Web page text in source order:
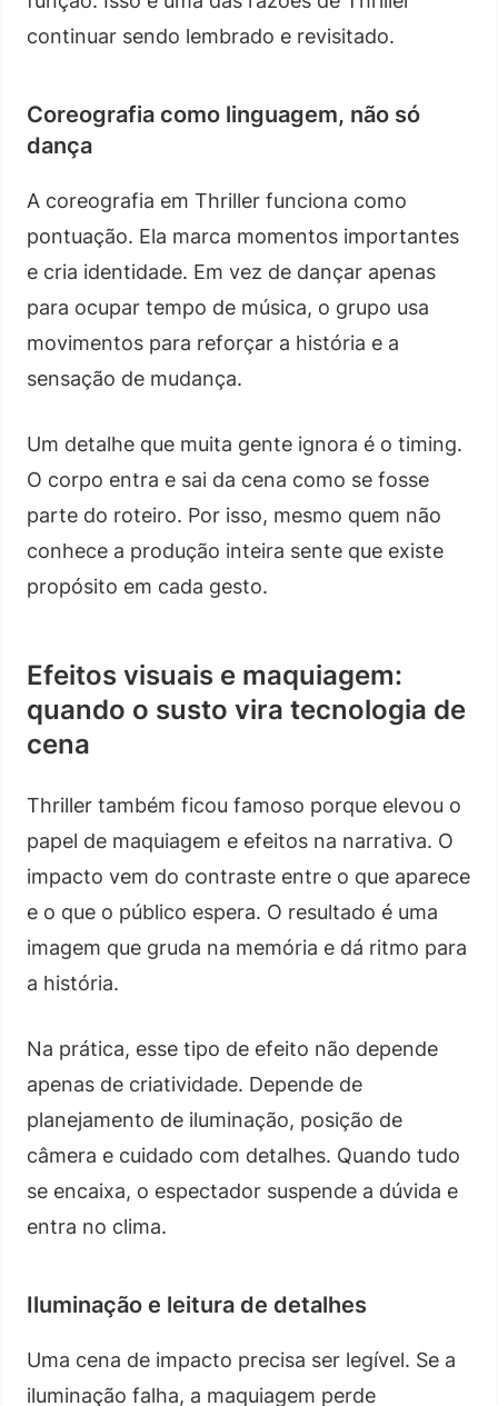
continuar sendo lembrado e revisitado.
Coreografia como linguagem, não só
dança
A coreografia em Thriller funciona como
pontuação. Ela marca momentos importantes
e cria identidade. Em vez de dançar apenas
para ocupar tempo de música, o grupo usa
movimentos para reforçar a história e a
sensação de mudança.
Um detalhe que muita gente ignora é o timing.
O corpo entra e sai da cena como se fosse
parte do roteiro. Por isso, mesmo quem não
conhece a produção inteira sente que existe
propósito em cada gesto.
Efeitos visuais e maquiagem:
quando o susto vira tecnologia de
cena
Thriller também ficou famoso porque elevou o
papel de maquiagem e efeitos na narrativa. O
impacto vem do contraste entre o que aparece
e o que o público espera. O resultado é uma
imagem que gruda na memória e dá ritmo para
a história.
Na prática, esse tipo de efeito não depende
apenas de criatividade. Depende de
planejamento de iluminação, posição de
câmera e cuidado com detalhes. Quando tudo
se encaixa, o espectador suspende a dúvida e
entra no clima.
Iluminação e leitura de detalhes
Uma cena de impacto precisa ser legível. Se a
iluminação falha, a maquiagem perde